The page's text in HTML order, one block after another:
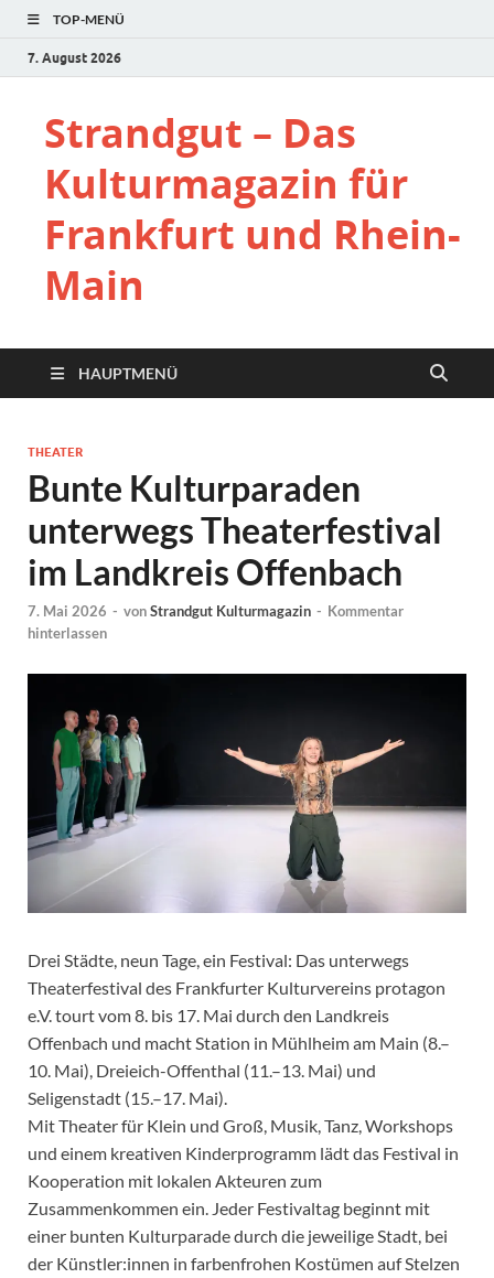
TOP-MENÜ
7. August 2026
Strandgut – Das
Kulturmagazin für
Frankfurt und Rhein-
Main
HAUPTMENÜ
THEATER
Bunte Kulturparaden
unterwegs Theaterfestival
im Landkreis Offenbach
7. Mai 2026 - vonStrandgut Kulturmagazin - Kommentar
hinterlassen
Drei Städte, neun Tage, ein Festival: Das unterwegs
Theaterfestival des Frankfurter Kulturvereins protagon
e.V. tourt vom 8. bis 17. Mai durch den Landkreis
Offenbach und macht Station in Mühlheim am Main (8.–
10. Mai), Dreieich-Offenthal (11.–13. Mai) und
Seligenstadt (15.–17. Mai).
Mit Theater für Klein und Groß, Musik, Tanz, Workshops
und einem kreativen Kinderprogramm lädt das Festival in
Kooperation mit lokalen Akteuren zum
Zusammenkommen ein. Jeder Festivaltag beginnt mit
einer bunten Kulturparade durch die jeweilige Stadt, bei
der Künstler:innen in farbenfrohen Kostümen auf Stelzen